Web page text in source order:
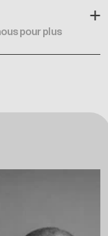
pour plus